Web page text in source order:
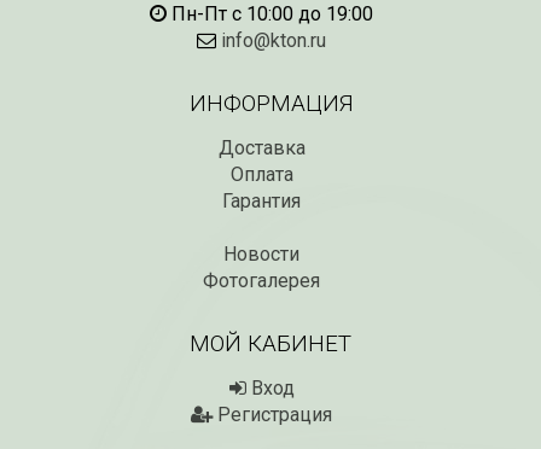
Пн-Пт с 10:00 до 19:00
info@kton.ru
ИНФОРМАЦИЯ
Доставка
Оплата
Гарантия
Новости
Фотогалерея
МОЙ КАБИНЕТ
Вход
Регистрация